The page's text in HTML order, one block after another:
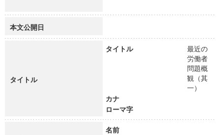
本文公開日
タイトル
タイトル
最近の
労働者
問題概
観（其
一）
カナ
ローマ字
名前